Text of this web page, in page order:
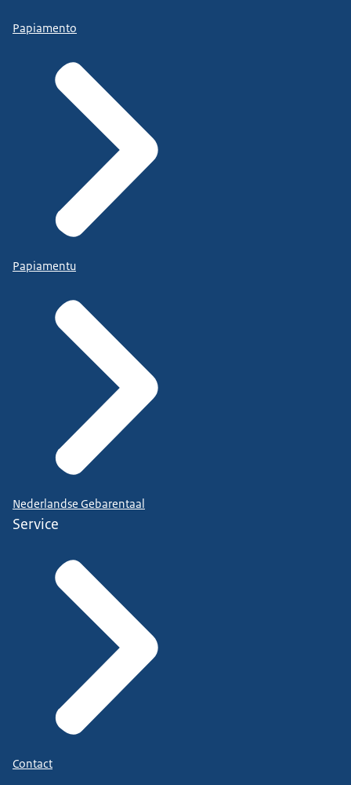
Papiamento
Papiamentu
Nederlandse Gebarentaal
Service
Contact